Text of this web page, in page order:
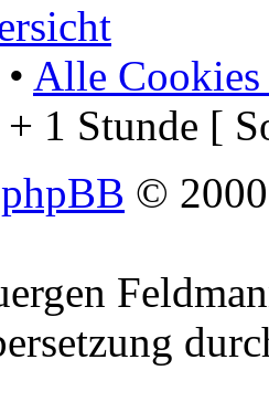
• Alle Cookies
1 Stunde [
phpBB ©